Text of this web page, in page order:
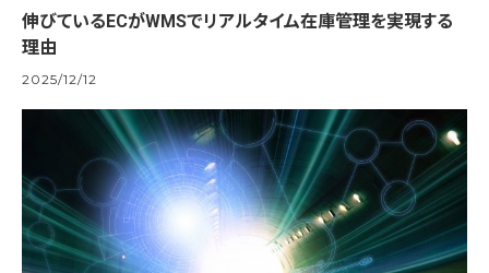
伸びているECがWMSでリアルタイム在庫管理を実現する
理由
2025/12/12